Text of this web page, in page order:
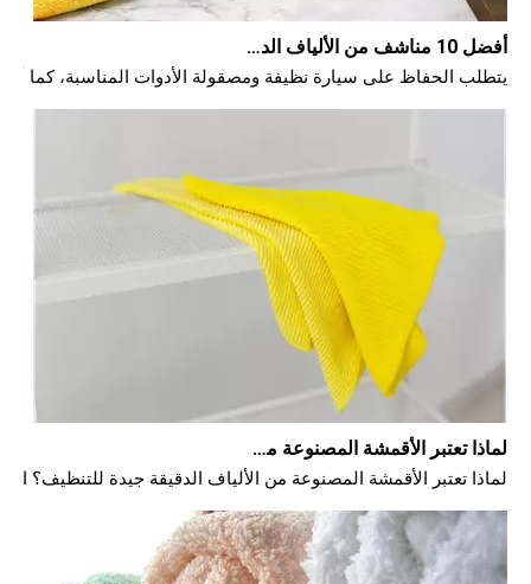
يتطلب الحفاظ على سيارة نظيفة ومصقولة الأدوات المناسبة، كما
لماذا تعتبر الأقمشة المصنوعة من الألياف الدقيقة جيدة للتنظيف؟